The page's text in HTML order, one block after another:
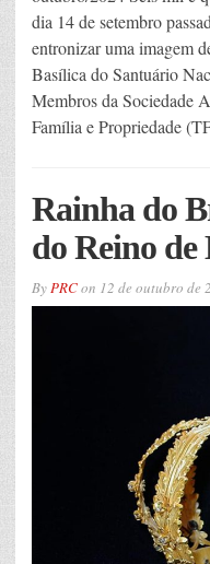
dia 14 de setembro
entronizar uma imagem
Basílica do Santuário
Membros da Sociedade
Família e Propriedade
Rainha do
do Reino
ByPRCon 12 de outubro de